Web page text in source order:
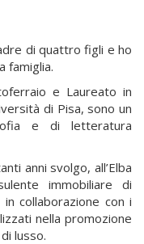
di quattro figli e ho
famiglia.
e Laureato in
di Pisa, sono un
e di letteratura
anni svolgo, all’Elba
immobiliare di
collaborazione con i
nella promozione
lusso.